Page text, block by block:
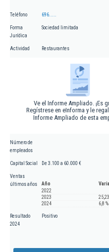
Teléfono 696.....
Forma
Jurídica
Sociedad limitada
Actividad Restaurantes
Ve el Informe Ampliado. ¡Es
Regístrese en eInforma y le
Informe Ampliado de esta
Número de
empleados
Capital Social De 3.100 a 60.000 €
Ventas
últimos años
Año
2022
2023
2024
6,8 %
Resultado
2024
Positivo